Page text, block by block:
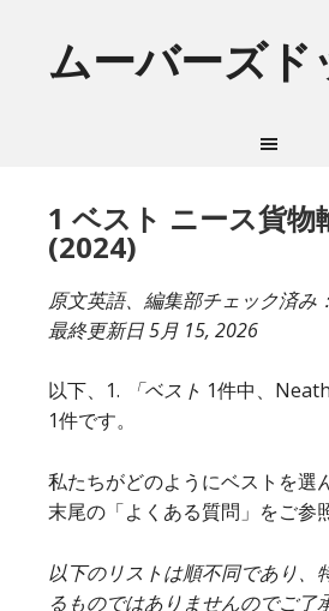
ムーバーズド
1 ベスト ニース貨物
(2024)
原文英語、編集部チェック済み：
最終更新日5月 15, 2026
以下、1. 「ベスト 1件中、
1件です。
私たちがどのようにベストを選
末尾の「よくある質問」をご参
以下のリストは順不同であり、
るものではありませんのでご了